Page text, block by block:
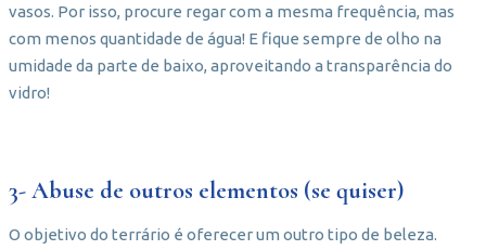
vasos. Por isso, procure regar com a mesma frequência, mas
com menos quantidade de água! E fique sempre de olho na
umidade da parte de baixo, aproveitando a transparência do
vidro!
3- Abuse de outros elementos (se quiser)
O objetivo do terrário é oferecer um outro tipo de beleza.